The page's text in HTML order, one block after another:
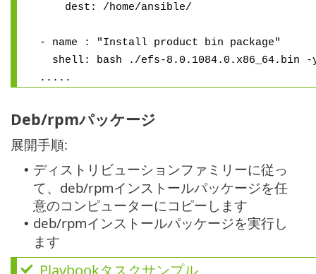
dest: /home/ansible/
- name : "Install product bin package"
shell: bash ./efs-8.0.1084.0.x86_64.bin
.....
Deb/rpmパッケージ
展開手順:
• ディストリビューションファミリーに従っ
て、deb/rpmインストールパッケージを任
意のコンピューターにコピーします
• deb/rpmインストールパッケージを実行し
ます